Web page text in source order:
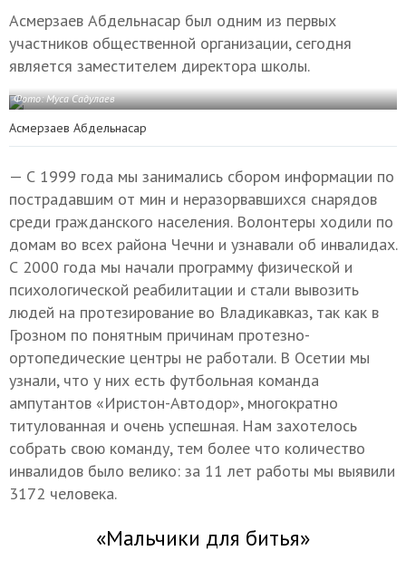
Асмерзаев Абдельнасар был одним из первых
участников общественной организации, сегодня
является заместителем директора школы.
Фото: Муса Садулаев
Асмерзаев Абдельнасар
— С 1999 года мы занимались сбором информации по
пострадавшим от мин и неразорвавшихся снарядов
среди гражданского населения. Волонтеры ходили по
домам во всех района Чечни и узнавали об инвалидах.
С 2000 года мы начали программу физической и
психологической реабилитации и стали вывозить
людей на протезирование во Владикавказ, так как в
Грозном по понятным причинам протезно-
ортопедические центры не работали. В Осетии мы
узнали, что у них есть футбольная команда
ампутантов «Иристон-Автодор», многократно
титулованная и очень успешная. Нам захотелось
собрать свою команду, тем более что количество
инвалидов было велико: за 11 лет работы мы выявили
3172 человека.
«Мальчики для битья»